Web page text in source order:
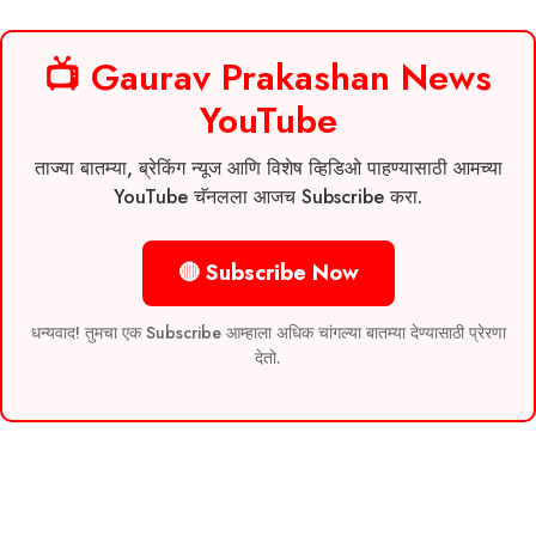
📺 Gaurav Prakashan News
YouTube
ताज्या बातम्या, ब्रेकिंग न्यूज आणि विशेष व्हिडिओ पाहण्यासाठी आमच्या
YouTube चॅनलला आजच Subscribe करा.
🔴 Subscribe Now
धन्यवाद! तुमचा एक Subscribe आम्हाला अधिक चांगल्या बातम्या देण्यासाठी प्रेरणा
देतो.